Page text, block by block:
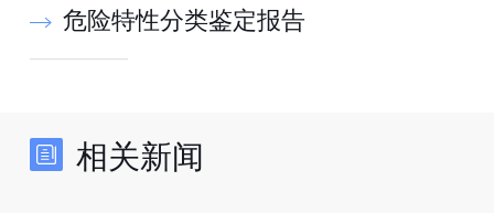
危险特性分类鉴定报告
相关新闻